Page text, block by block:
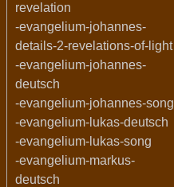
revelation
-evangelium-johannes-
details-2-revelations-of-light
-evangelium-johannes-
deutsch
-evangelium-johannes-song
-evangelium-lukas-deutsch
-evangelium-lukas-song
-evangelium-markus-
deutsch